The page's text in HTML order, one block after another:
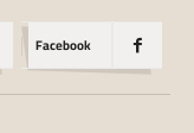
Facebook